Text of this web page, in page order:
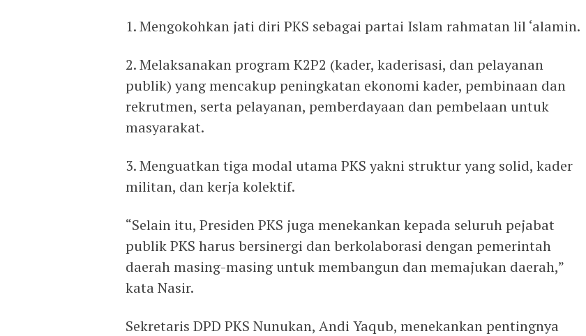
1. Mengokohkan jati diri PKS sebagai partai Islam rahmatan lil ‘alamin.
2. Melaksanakan program K2P2 (kader, kaderisasi, dan pelayanan
publik) yang mencakup peningkatan ekonomi kader, pembinaan dan
rekrutmen, serta pelayanan, pemberdayaan dan pembelaan untuk
masyarakat.
3. Menguatkan tiga modal utama PKS yakni struktur yang solid, kader
militan, dan kerja kolektif.
“Selain itu, Presiden PKS juga menekankan kepada seluruh pejabat
publik PKS harus bersinergi dan berkolaborasi dengan pemerintah
daerah masing-masing untuk membangun dan memajukan daerah,”
kata Nasir.
Sekretaris DPD PKS Nunukan, Andi Yaqub, menekankan pentingnya